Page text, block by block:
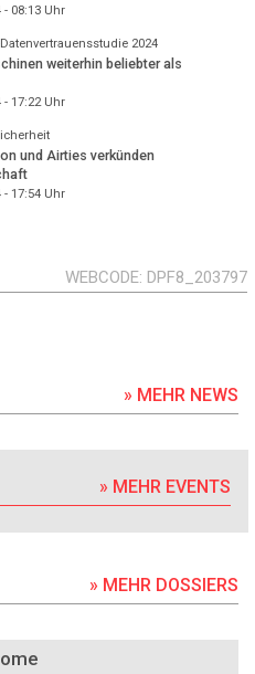
- 08:13Uhr
2024
weiterhin beliebter als
- 17:22Uhr
und Airties verkünden
- 17:54Uhr
WEBCODE DPF8_203797
» MEHR NEWS
» MEHR EVENTS
» MEHR DOSSIERS